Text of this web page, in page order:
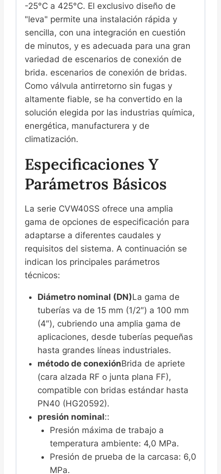
-25°C a 425°C. El exclusivo diseño de
"leva" permite una instalación rápida y
sencilla, con una integración en cuestión
de minutos, y es adecuada para una gran
variedad de escenarios de conexión de
brida. escenarios de conexión de bridas.
Como válvula antirretorno sin fugas y
altamente fiable, se ha convertido en la
solución elegida por las industrias química,
energética, manufacturera y de
climatización.
Especificaciones Y
Parámetros Básicos
La serie CVW40SS ofrece una amplia
gama de opciones de especificación para
adaptarse a diferentes caudales y
requisitos del sistema. A continuación se
indican los principales parámetros
técnicos:
Diámetro nominal (DN)La gama de
tuberías va de 15 mm (1/2″) a 100 mm
(4″), cubriendo una amplia gama de
aplicaciones, desde tuberías pequeñas
hasta grandes líneas industriales.
método de conexiónBrida de apriete
(cara alzada RF o junta plana FF),
compatible con bridas estándar hasta
PN40 (HG20592).
presión nominal::
Presión máxima de trabajo a
temperatura ambiente: 4,0 MPa.
Presión de prueba de la carcasa: 6,0
MPa.